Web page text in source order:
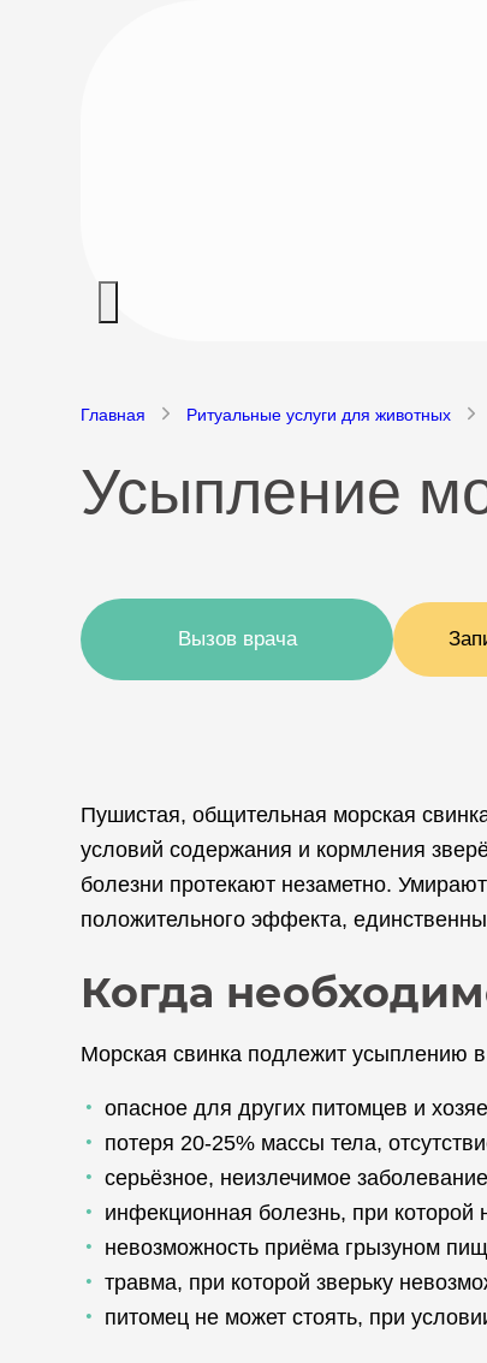
Главная Ритуальные услуги для животных
Усыпление
Вызов врача
Пушистая, общительная морская
условий содержания и кормления
болезни протекают незаметно.
положительного эффекта,
Когда
Морская свинка подлежит усыплению
опасное для других питомцев и
потеря 20-25% массы тела,
серьёзное, неизлечимое
инфекционная болезнь, при которой
невозможность приёма грызуном
травма, при которой зверьку
питомец не может стоять, при